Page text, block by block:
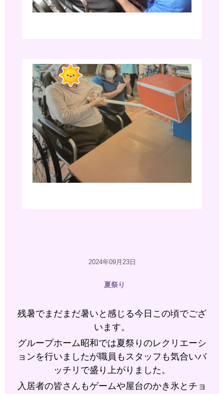
2024年09月23日
夏祭り
残暑でまだまだ暑いと感じる今日この頃でござ
います。
グループホーム昭和では夏祭りのレクリエーシ
ョンを行いましたが職員もスタッフも気合いバ
ッチリで盛り上がりました。
入居者の皆さんもゲームや屋台のかき氷とチョ